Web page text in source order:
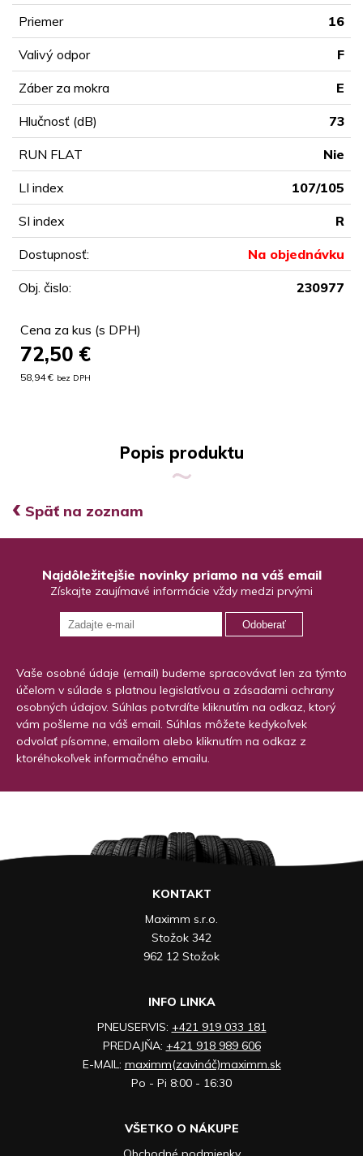
Priemer 16
Valivý odpor F
Záber za mokra E
Hlučnosť (dB) 73
RUN FLAT Nie
LI index 107/105
SI index R
Dostupnosť: Na objednávku
Obj. čislo: 230977
Cena za kus (s DPH)
72,50 €
58,94 € bez DPH
Popis produktu
‹ Späť na zoznam
Najdôležitejšie novinky priamo na váš email
Získajte zaujímavé informácie vždy medzi prvými
Odoberať
Vaše osobné údaje (email) budeme spracovávať len za týmto
účelom v súlade s platnou legislatívou a zásadami ochrany
osobných údajov. Súhlas potvrdíte kliknutím na odkaz, ktorý
vám pošleme na váš email. Súhlas môžete kedykoľvek
odvolať písomne, emailom alebo kliknutím na odkaz z
ktoréhokoľvek informačného emailu.
KONTAKT
Maximm s.r.o.
Stožok 342
962 12 Stožok
INFO LINKA
PNEUSERVIS: +421 919 033 181
PREDAJŇA: +421 918 989 606
E-MAIL: maximm(zavináč)maximm.sk
Po - Pi 8:00 - 16:30
VŠETKO O NÁKUPE